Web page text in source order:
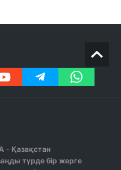
- Қазақстан
түрде бір жерге